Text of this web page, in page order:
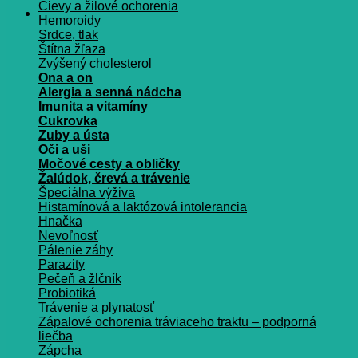
Cievy a žilové ochorenia
Hemoroidy
Srdce, tlak
Štítna žľaza
Zvýšený cholesterol
Ona a on
Alergia a senná nádcha
Imunita a vitamíny
Cukrovka
Zuby a ústa
Oči a uši
Močové cesty a obličky
Žalúdok, črevá a trávenie
Špeciálna výživa
Histamínová a laktózová intolerancia
Hnačka
Nevoľnosť
Pálenie záhy
Parazity
Pečeň a žlčník
Probiotiká
Trávenie a plynatosť
Zápalové ochorenia tráviaceho traktu – podporná
liečba
Zápcha